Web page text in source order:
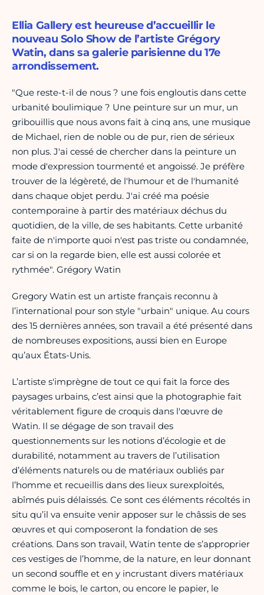
Ellia Gallery est heureuse d’accueillir le
nouveau Solo Show de l’artiste Grégory
Watin, dans sa galerie parisienne du 17e
arrondissement.
"Que reste-t-il de nous ? une fois engloutis dans cette
urbanité boulimique ? Une peinture sur un mur, un
gribouillis que nous avons fait à cinq ans, une musique
de Michael, rien de noble ou de pur, rien de sérieux
non plus. J'ai cessé de chercher dans la peinture un
mode d'expression tourmenté et angoissé. Je préfère
trouver de la légèreté, de l'humour et de l'humanité
dans chaque objet perdu. J'ai créé ma poésie
contemporaine à partir des matériaux déchus du
quotidien, de la ville, de ses habitants. Cette urbanité
faite de n'importe quoi n'est pas triste ou condamnée,
car si on la regarde bien, elle est aussi colorée et
rythmée". Grégory Watin
Gregory Watin est un artiste français reconnu à
l’international pour son style "urbain" unique. Au cours
des 15 dernières années, son travail a été présenté dans
de nombreuses expositions, aussi bien en Europe
qu’aux États-Unis.
L’artiste s'imprègne de tout ce qui fait la force des
paysages urbains, c’est ainsi que la photographie fait
véritablement figure de croquis dans l'œuvre de
Watin. Il se dégage de son travail des
questionnements sur les notions d’écologie et de
durabilité, notamment au travers de l’utilisation
d’éléments naturels ou de matériaux oubliés par
l’homme et recueillis dans des lieux surexploités,
abîmés puis délaissés. Ce sont ces éléments récoltés in
situ qu’il va ensuite venir apposer sur le châssis de ses
œuvres et qui composeront la fondation de ses
créations. Dans son travail, Watin tente de s’approprier
ces vestiges de l’homme, de la nature, en leur donnant
un second souffle et en y incrustant divers matériaux
comme le bois, le carton, ou encore le papier, le